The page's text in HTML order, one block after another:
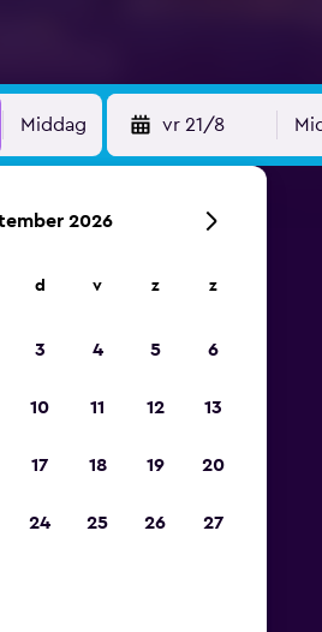
Middag vr 21/8
2026
d v z z
3 4 5 6
10 11 12 13
17 18 19 20
24 25 26 27